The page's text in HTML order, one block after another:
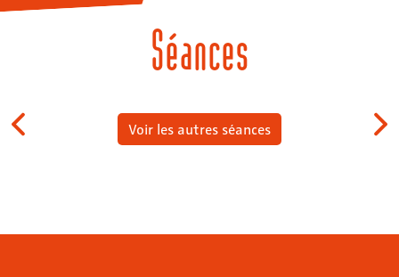
Séances
Voir les autres séances